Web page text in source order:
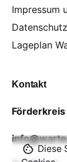
Impressum
Datenschutz
Lageplan
Kontakt
Förderkreis
Diese